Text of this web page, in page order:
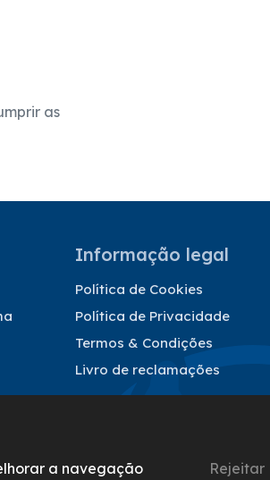
as
Informação legal
Política de Cookies
Política de Privacidade
Termos & Condições
Livro de reclamações
a navegação Rejeitar